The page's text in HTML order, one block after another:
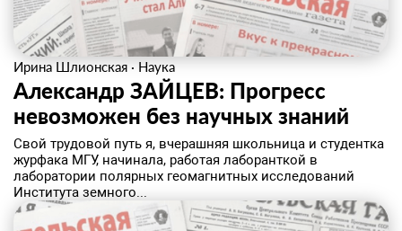
Ирина Шлионская · Наука
Александр ЗАЙЦЕВ: Прогресс
невозможен без научных знаний
Свой трудовой путь я, вчерашняя школьница и студентка
журфака МГУ, начинала, работая лаборанткой в
лаборатории полярных геомагнитных исследований
Института земного...